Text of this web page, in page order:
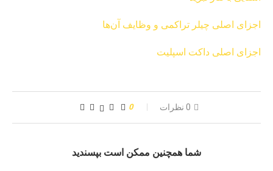
اجزای اصلی چیلر تراکمی و وظایف آن‌ها
اجزای اصلی داکت اسپلیت
0 نظرات 0
شما همچنین ممکن است بپسندید